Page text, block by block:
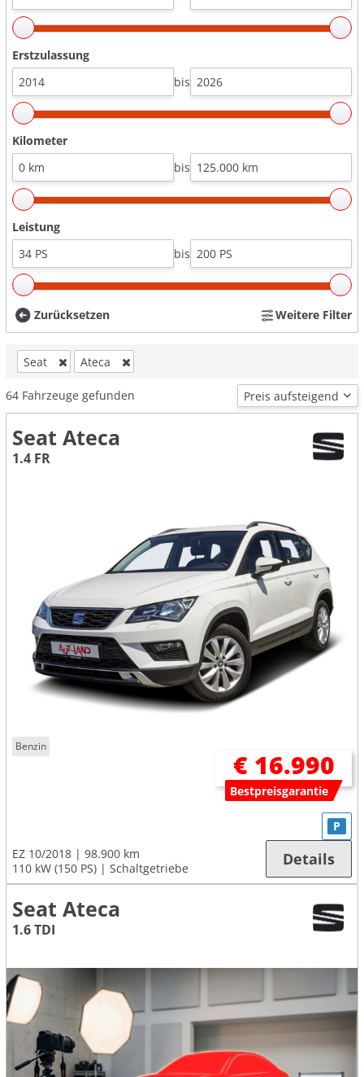
Erstzulassung
bis
Kilometer
bis
Leistung
bis
Zurücksetzen Weitere Filter
Seat Ateca
64 Fahrzeuge gefunden
Seat Ateca
1.4 FR
Benzin
€ 16.990
Bestpreisgarantie
EZ 10/2018
98.900 km
110 kW (150 PS)
Schaltgetriebe
P
Details
Seat Ateca
1.6 TDI